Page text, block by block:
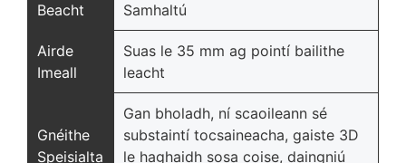
Beacht
Samhaltú
Airde
Imeall
Suas le 35 mm ag pointí bailithe
leacht
Gnéithe
Speisialta
Gan bholadh, ní scaoileann sé
substaintí tocsaineacha, gaiste 3D
le haghaidh sosa coise, daingniú